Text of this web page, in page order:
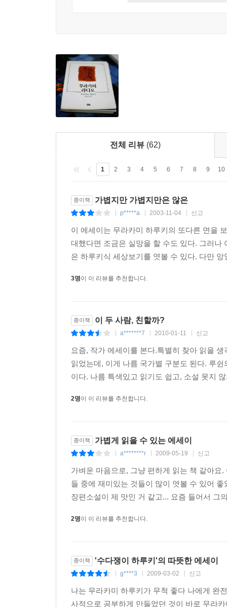
어가 버리는 것처럼 엉거주춤 원래의 스타일로
--- p. 8
모든 것은 비현실적으로 아름답고 조용하며 아득
해지자 풀어져서 아래로 떨어진 것처럼 생각되었
져서 지금부터 세계는 나와 무관하게 진행되어 가
업무처럼 세계를 나의 눈 속에 담아둔 것 같았다.
비행기는 크게 공중을 선회하다가 활주로를 향했
속 살아 있는 자로서 레스토랑에서 생선을 먹고
때 나의 일부는 죽어 버렸다고조차 생각한다. 맑
내가 그렇게 말하면, 아내는 '당신은 정말 뻔뻔스
나는 뻔뻔스러운 것이 아니다. 지금까지 나는 특
은 버섯 우동을 만들 때에 좋고, 돈까스는 마빈
습니까? 생각하지 않습니다. 아, 그렇습니까...
--- p.47-48
그러나 이렇게 훌륭한 식품인 카키피에도 문제
다'는 것이다. 예를 들면 아내는 땅콩을 좋아해서
그러나 카키피를 먹을 때, 나는 자신의 내재된
것과 매운 것이 있어서 양자는 서로 협력하며 살
주길 바라는 것도 솔직히 말해서 몹시 귀찮다. 그
일처제란 어려운 제도이다. 오늘도 카키피를 먹으
--- p.32-33
전체 리뷰 (62)
1 2 3 4 5 6 7 8 9 10
종이책 가볍지만 가볍지만은 않은
p*****a 2003-11-04 신고
이 에세이는 무라카미 하루키의 또다른 면을
대했다면 조금은 실망을 할 수도 있다. 그러나
은 하루키식 세상보기를 엿볼 수 있다. 다만
3명이 이 리뷰를 추천합니다.
종이책 이 두 사람, 친할까?
a*******7 2010-01-11 신고
요즘, 작가 에세이를 본다.특별히 찾아 읽을
읽었는데, 이게 나름 국가별 구분도 된다. 루
이다. 나름 특색있고 읽기도 쉽고, 소설 못지
2명이 이 리뷰를 추천합니다.
종이책 가볍게 읽을 수 있는 에세이
a********r 2009-05-19 신고
가벼운 마음으로, 그냥 편하게 읽는 책 같아
들 중에 재미있는 것들이 많이 엿볼 수 있어
장편소설이 제 맛인 거 같고... 요즘 들어서 그
2명이 이 리뷰를 추천합니다.
종이책 '수다쟁이 하루키'의 따뜻한 에세이
g****3 2009-03-02 신고
나는 무라카미 하루키가 무척 좋다 나에게 완
사적으로 공부하게 만들었던 것이 바로 무라